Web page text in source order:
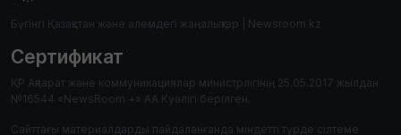
Бүгінгі Қазақстан және әлемдегі жаңалықтар | Newsroom.kz
Сертификат
ҚР Ақпарат және коммуникациялар министрлігінің 25.05.2017 жылдан
№16544 «NewsRoom +» АА Куәлігі берілген.
Сайттағы материалдарды пайдаланғанда міндетті түрде сілтеме